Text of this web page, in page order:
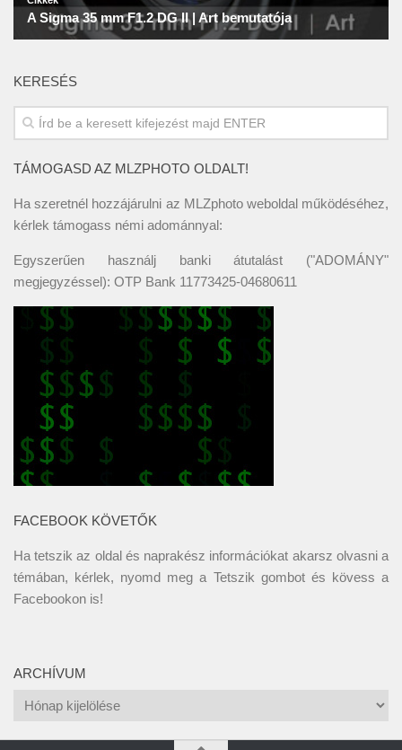
KERESÉS
TÁMOGASD AZ MLZPHOTO OLDALT!
Ha szeretnél hozzájárulni az MLZphoto weboldal működéséhez,
kérlek támogass némi adománnyal:
Egyszerűen használj banki átutalást ("ADOMÁNY"
megjegyzéssel): OTP Bank 11773425-04680611
FACEBOOK KÖVETŐK
Ha tetszik az oldal és naprakész információkat akarsz olvasni a
témában, kérlek, nyomd meg a Tetszik gombot és kövess a
Facebookon is!
ARCHÍVUM
Archívum